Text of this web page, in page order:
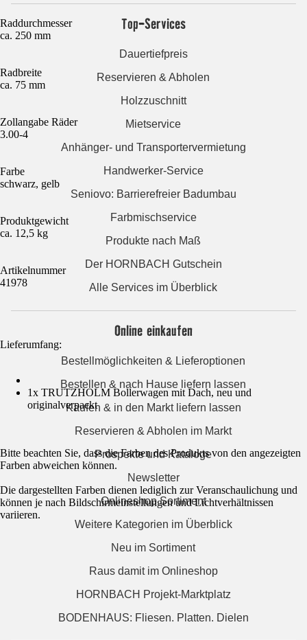
Raddurchmesser
ca. 250 mm
Radbreite
ca. 75 mm
Zollangabe Räder
3.00-4
Farbe
schwarz, gelb
Produktgewicht
ca. 12,5 kg
Artikelnummer
41978
Lieferumfang:
1x TRUTZHOLM Bollerwagen mit Dach, neu und
originalverpackt
Bitte beachten Sie, dass die Farben des Produkts von den angezeigten
Farben abweichen können.
Die dargestellten Farben dienen lediglich zur Veranschaulichung und
können je nach Bildschirmeinstellungen und Lichtverhältnissen
variieren.
Top-Services
Dauertiefpreis
Reservieren & Abholen
Holzzuschnitt
Mietservice
Anhänger- und Transportervermietung
Handwerker-Service
Seniovo: Barrierefreier Badumbau
Farbmischservice
Produkte nach Maß
Der HORNBACH Gutschein
Alle Services im Überblick
Online einkaufen
Bestellmöglichkeiten & Lieferoptionen
Bestellen & nach Hause liefern lassen
Kaufen & in den Markt liefern lassen
Reservieren & Abholen im Markt
Prospekte und Kataloge
Newsletter
Onlineshop Sortiment
Weitere Kategorien im Überblick
Neu im Sortiment
Raus damit im Onlineshop
HORNBACH Projekt-Marktplatz
BODENHAUS: Fliesen. Platten. Dielen